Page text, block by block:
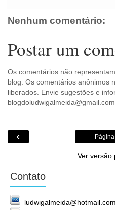
Nenhum comentário:
Postar um
Os comentários não
blog. Os comentários anônimos
liberados. Envie sugestões e
blogdoludwigalmeida@gmail.com
‹
Ver versão
Contato
ludwigalmeida@hotmail.com